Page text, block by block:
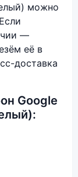
можно
—
её в
доставка
Google